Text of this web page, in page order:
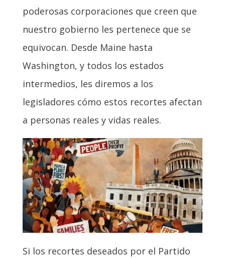
poderosas corporaciones que creen que
nuestro gobierno les pertenece que se
equivocan. Desde Maine hasta
Washington, y todos los estados
intermedios, les diremos a los
legisladores cómo estos recortes afectan
a personas reales y vidas reales.
Si los recortes deseados por el Partido